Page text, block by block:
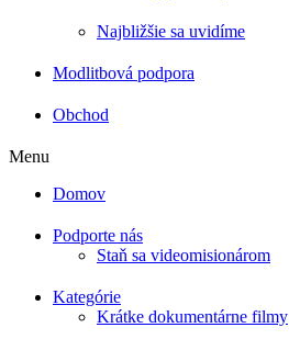
Najbližšie sa uvidíme
Modlitbová podpora
Obchod
Menu
Domov
Podporte nás
Staň sa videomisionárom
Kategórie
Krátke dokumentárne filmy